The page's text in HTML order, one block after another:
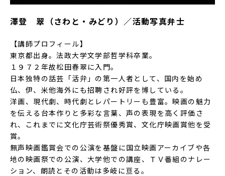
澤登 翠（さわと・みどり）／活動写真弁士
【講師プロフィール】
東京都出身。法政大学文学部哲学科卒業。
１９７２年故松田春翠に入門。
日本独特の話芸「活弁」の第一人者として、国内を始め
仏、伊、米他海外にも招聘され好評を博している。
洋画、現代劇、時代劇とレパートリーも豊富。映画の魅力
を伝える台本作りと多彩な言葉、声の表現を高く評価さ
れ、これまでに文化庁芸術祭優秀賞、文化庁映画賞他を受
賞。
無声映画鑑賞会での公演を基盤に国立映画アーカイブや各
地の映画祭での公演、大学他での講座、ＴＶ番組のナレー
ション、朗読とその活動は多岐に亘る。